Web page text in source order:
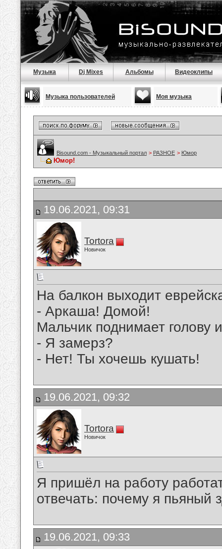
Музыка Dj Mixes Альбомы Видеоклипы
Музыка пользователей Моя музыка
Bisound.com - Музыкальный портал > РАЗНОЕ > Юмор
Юмор!
19.06.2021, 09:31
Tortora
Новичок
На балкон выходит
- Аркаша! Домой!
Мальчик поднимает голову
- Я замерз?
- Нет! Ты хочешь кушать!
19.06.2021, 09:32
Tortora
Новичок
Я пришёл на работу
отвечать: почему я пьяный
19.06.2021, 09:33